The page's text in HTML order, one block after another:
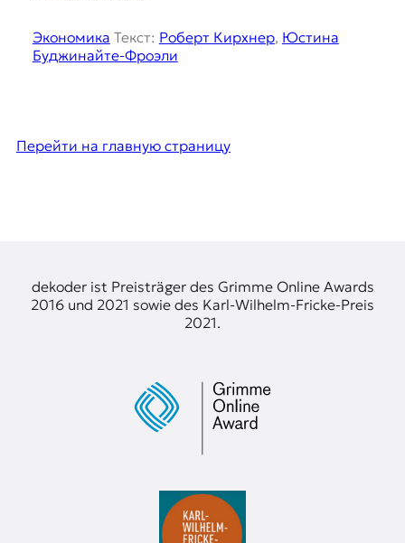
Экономика Текст: Роберт Кирхнер, Юстина
Буджинайте-Фроэли
Перейти на главную страницу
dekoder ist Preisträger des Grimme Online Awards
2016 und 2021 sowie des Karl-Wilhelm-Fricke-Preis
2021.